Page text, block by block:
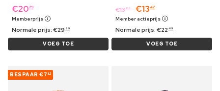
€2079
Memberprijs
Normale prijs:€29 99
VOEG TOE
€13 89 €13 47
Member actieprijs
Normale prijs:€22 49
VOEG TOE
BESPAAR €7 37